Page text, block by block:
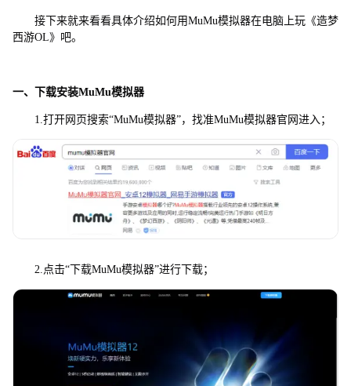
接下来就来看看具体介绍如何用MuMu模拟器在电脑上玩《造梦
西游OL》吧。
一、下载安装MuMu模拟器
1.打开网页搜索“MuMu模拟器”，找准MuMu模拟器官网进入；
2.点击“下载MuMu模拟器”进行下载；